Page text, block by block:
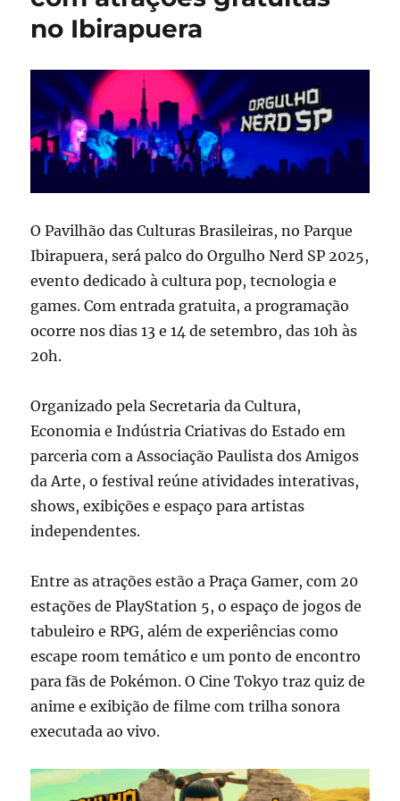
no Ibirapuera
O Pavilhão das Culturas Brasileiras, no Parque
Ibirapuera, será palco do Orgulho Nerd SP 2025,
evento dedicado à cultura pop, tecnologia e
games. Com entrada gratuita, a programação
ocorre nos dias 13 e 14 de setembro, das 10h às
20h.
Organizado pela Secretaria da Cultura,
Economia e Indústria Criativas do Estado em
parceria com a Associação Paulista dos Amigos
da Arte, o festival reúne atividades interativas,
shows, exibições e espaço para artistas
independentes.
Entre as atrações estão a Praça Gamer, com 20
estações de PlayStation 5, o espaço de jogos de
tabuleiro e RPG, além de experiências como
escape room temático e um ponto de encontro
para fãs de Pokémon. O Cine Tokyo traz quiz de
anime e exibição de filme com trilha sonora
executada ao vivo.